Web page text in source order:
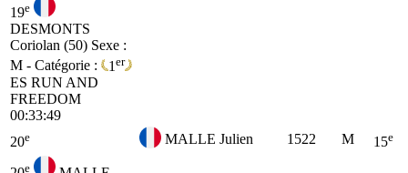
19e
DESMONTS
Coriolan (50) Sexe :
M - Catégorie :
1 er
ES RUN AND
FREEDOM
00:33:49
20e MALLE Julien 1522 M 15e
e